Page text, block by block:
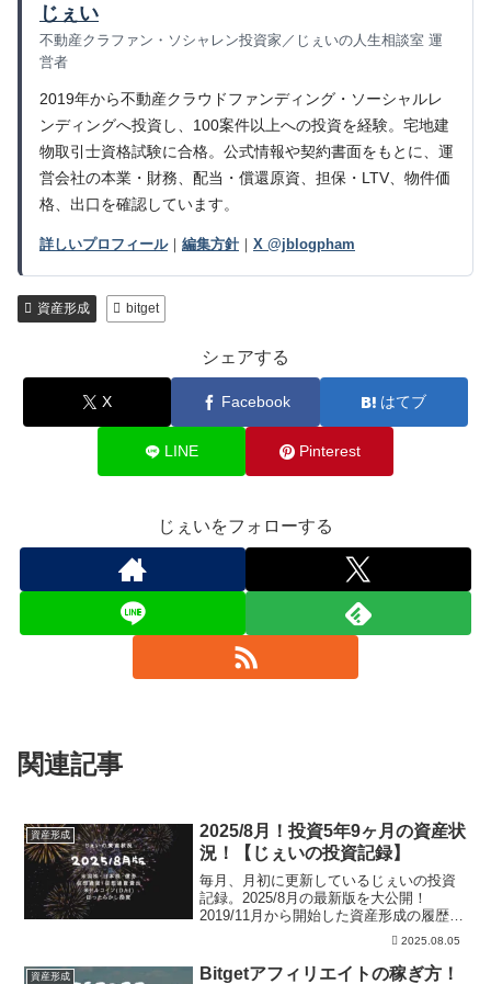
じぇい
不動産クラファン・ソシャレン投資家／じぇいの人生相談室 運
営者
2019年から不動産クラウドファンディング・ソーシャルレ
ンディングへ投資し、100案件以上への投資を経験。宅地建
物取引士資格試験に合格。公式情報や契約書面をもとに、運
営会社の本業・財務、配当・償還原資、担保・LTV、物件価
格、出口を確認しています。
詳しいプロフィール｜ 編集方針 ｜ X @jblogpham
資産形成 bitget
シェアする
X Facebook はてブ
LINE Pinterest
じぇいをフォローする
関連記事
資産形成
2025/8月！投資5年9ヶ月の資産状
況！【じぇいの投資記録】
毎月、月初に更新しているじぇいの投資
記録。2025/8月の最新版を大公開！
2019/11月から開始した資産形成の履歴。
米国株、日本株、仮想通貨、自動売買、
金含めた、じぇいの総資産も公開中！
2025.08.05
資産形成
Bitgetアフィリエイトの稼ぎ方！